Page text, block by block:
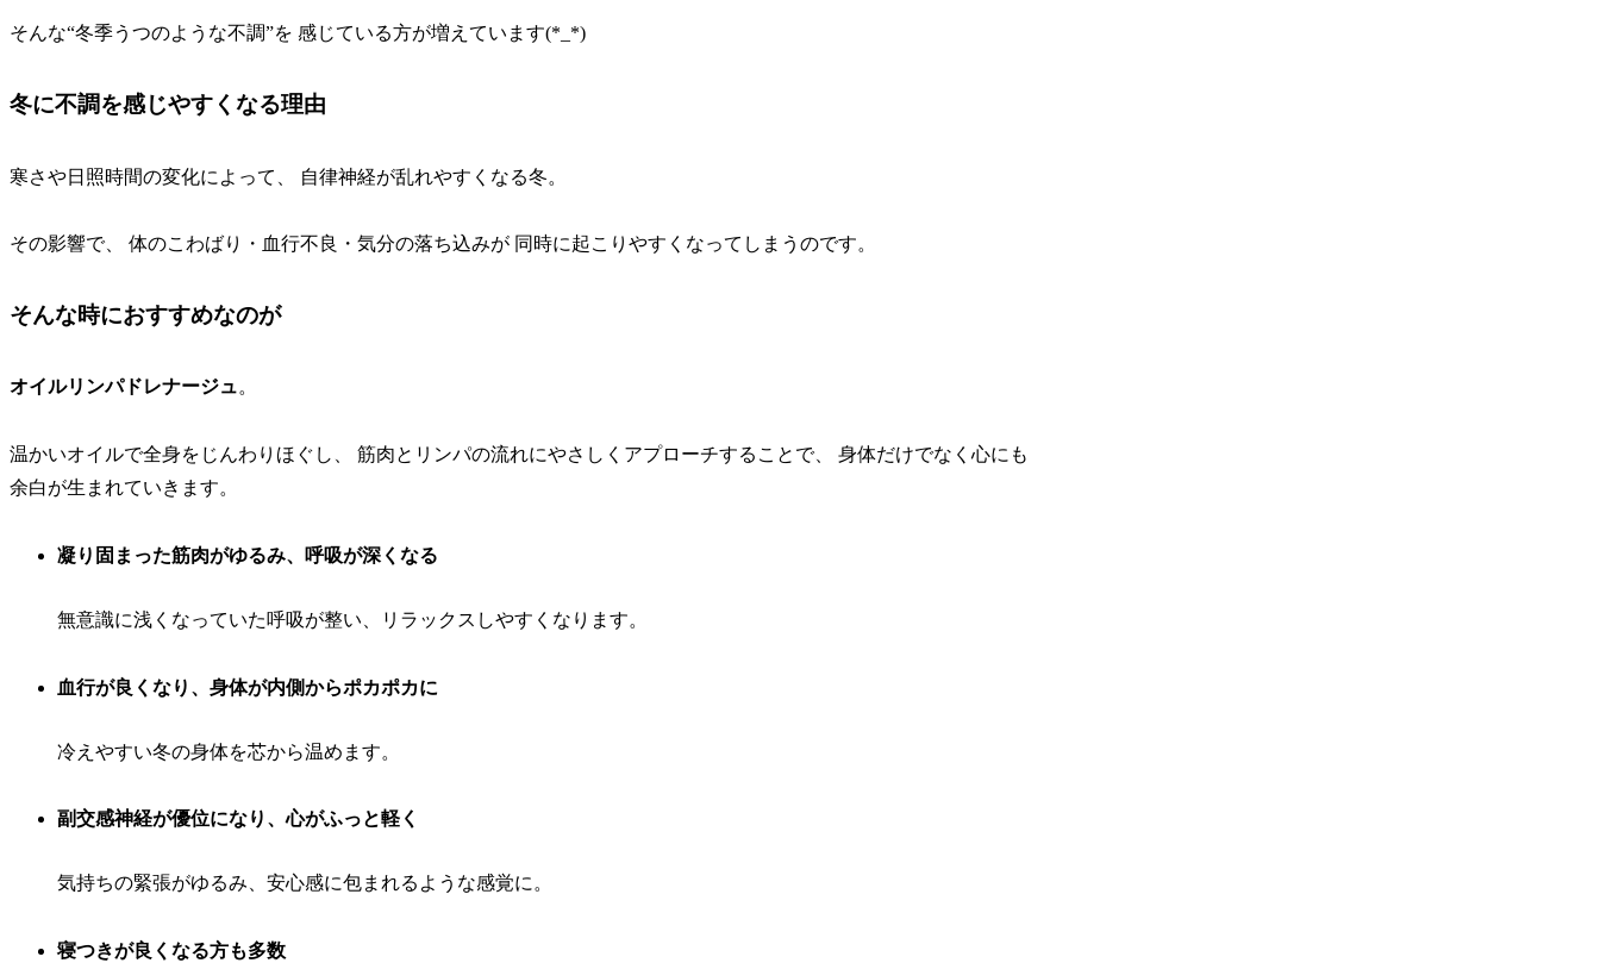
そんな“冬季うつのような不調”を 感じている方が増えています(*_*)
冬に不調を感じやすくなる理由
寒さや日照時間の変化によって、 自律神経が乱れやすくなる冬。
その影響で、 体のこわばり・血行不良・気分の落ち込みが 同時に起こりやすくなってしまうのです。
そんな時におすすめなのが
オイルリンパドレナージュ。
温かいオイルで全身をじんわりほぐし、 筋肉とリンパの流れにやさしくアプローチすることで、 身体だけでなく心にも
余白が生まれていきます。
凝り固まった筋肉がゆるみ、呼吸が深くなる
無意識に浅くなっていた呼吸が整い、リラックスしやすくなります。
血行が良くなり、身体が内側からポカポカに
冷えやすい冬の身体を芯から温めます。
副交感神経が優位になり、心がふっと軽く
気持ちの緊張がゆるみ、安心感に包まれるような感覚に。
寝つきが良くなる方も多数